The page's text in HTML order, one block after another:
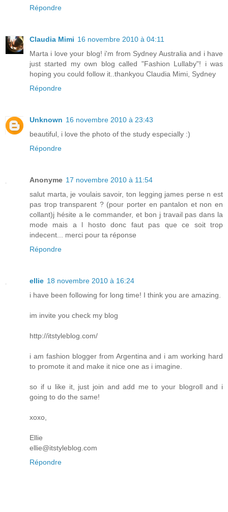
Répondre
Claudia Mimi 16 novembre 2010 à 04:11
Marta i love your blog! i'm from Sydney Australia and i have
just started my own blog called "Fashion Lullaby"! i was
hoping you could follow it..thankyou Claudia Mimi, Sydney
Répondre
Unknown 16 novembre 2010 à 23:43
beautiful, i love the photo of the study especially :)
Répondre
Anonyme 17 novembre 2010 à 11:54
salut marta, je voulais savoir, ton legging james perse n est
pas trop transparent ? (pour porter en pantalon et non en
collant)j hésite a le commander, et bon j travail pas dans la
mode mais a l hosto donc faut pas que ce soit trop
indecent... merci pour ta réponse
Répondre
ellie 18 novembre 2010 à 16:24
i have been following for long time! I think you are amazing.
im invite you check my blog
http://itstyleblog.com/
i am fashion blogger from Argentina and i am working hard
to promote it and make it nice one as i imagine.
so if u like it, just join and add me to your blogroll and i
going to do the same!
xoxo,
Ellie
ellie@itstyleblog.com
Répondre